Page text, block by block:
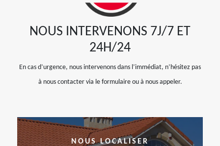
NOUS INTERVENONS 7J/7 ET
24H/24
En cas d’urgence, nous intervenons dans l’immédiat, n’hésitez pas
à nous contacter via le formulaire ou à nous appeler.
NOUS LOCALISER